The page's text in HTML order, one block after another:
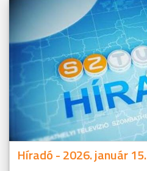
Híradó - 2026. január 15.